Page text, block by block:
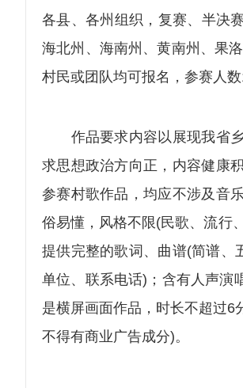
各县、各州组织，复赛、半决
海北州、海南州、黄南州、果
村民或团队均可报名，参赛人
作品要求内容以展现我省乡
求思想政治方向正，内容健康
参赛村歌作品，均应不涉及音
俗易懂，风格不限(民歌、流行
提供完整的歌词、曲谱(简谱、
单位、联系电话)；含有人声演
是横屏画面作品，时长不超过6
不得有商业广告成分)。